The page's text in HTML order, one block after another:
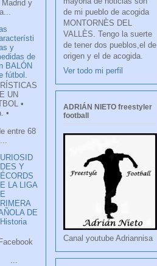
Madrid y
y
de
BALÓN
fútbol.
UN
•
•
entre 68
Y
LA LIGA
DE
de mi pueblo de acogida
MONTORNÈS DEL
VALLÈS. Tengo la suerte
de tener dos pueblos,el de
origen y el de acogida.
Ver todo mi perfil
ADRIÁN NIETO freestyler
football
Canal youtube Adriannisa